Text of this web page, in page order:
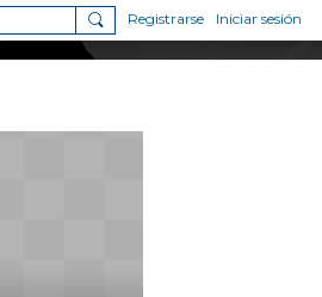
Registrarse Iniciar sesión